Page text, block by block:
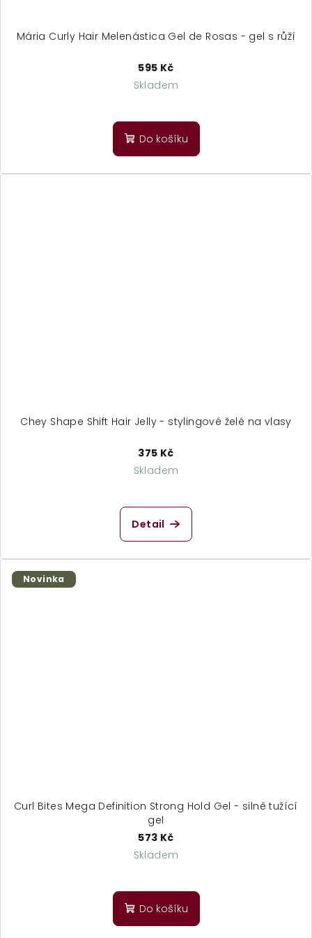
Mária Curly Hair Melenástica Gel de Rosas - gel s růží
595 Kč
Skladem
hodnocení
produktu
z
Do košíku
Chey Shape Shift Hair Jelly - stylingové želé na vlasy
375 Kč
Skladem
Detail
Novinka
Curl Bites Mega Definition Strong Hold Gel - silně tužící
gel
573 Kč
Skladem
hodnocení
produktu
Do košíku